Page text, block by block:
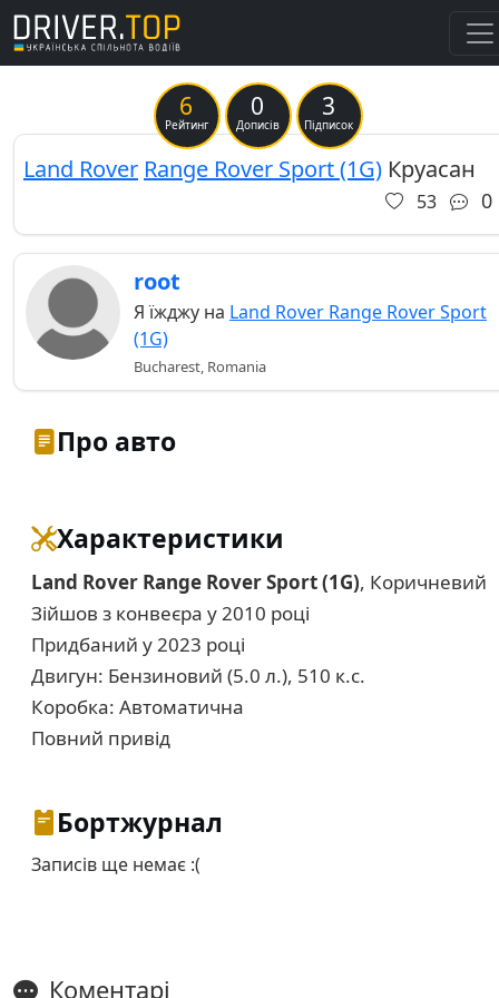
6
Рейтинг
0
Дописів
3
Підписок
Land Rover Range Rover Sport (1G) Круасан
53 0
root
Я їжджу на Land Rover Range Rover Sport
(1G)
Bucharest, Romania
Про авто
Характеристики
Land Rover Range Rover Sport (1G), Коричневий
Зійшов з конвеєра у 2010 році
Придбаний у 2023 році
Двигун: Бензиновий (5.0 л.), 510 к.с.
Коробка: Автоматична
Повний привід
Бортжурнал
Записів ще немає :(
Коментарі